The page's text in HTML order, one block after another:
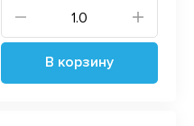
В корзину